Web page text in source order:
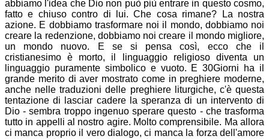
abbiamo l'idea che Dio non può più entrare in questo cosmo,
fatto e chiuso contro di lui. Che cosa rimane? La nostra
azione. E dobbiamo trasformare noi il mondo, dobbiamo noi
creare la redenzione, dobbiamo noi creare il mondo migliore,
un mondo nuovo. E se si pensa così, ecco che il
cristianesimo è morto, il linguaggio religioso diventa un
linguaggio puramente simbolico e vuoto. E 30Giorni ha il
grande merito di aver mostrato come in preghiere moderne,
anche nelle traduzioni delle preghiere liturgiche, c'è questa
tentazione di lasciar cadere la speranza di un intervento di
Dio - sembra troppo ingenuo sperare questo - che trasforma
tutto in appelli al nostro agire. Molto comprensibile. Ma allora
ci manca proprio il vero dialogo, ci manca la forza dell'amore